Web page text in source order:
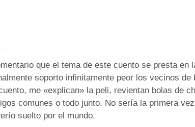
que el tema de este cuento se presta en
soporto infinitamente peor los vecinos de
me «explican» la peli, revientan bolas de
comunes o todo junto. No sería la primera
suelto por el mundo.